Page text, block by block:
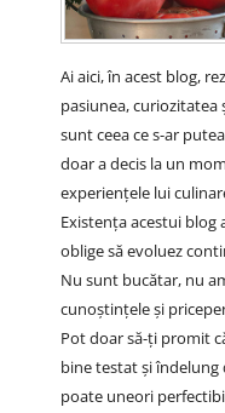
Ai aici, în acest blog,
pasiunea, curiozitatea
sunt ceea ce s-ar
doar a decis la un
experiențele lui
Existența acestui blog
oblige să evoluez
Nu sunt bucătar, nu
cunoștințele și
Pot doar să-ți promit
bine testat și îndelung
poate uneori